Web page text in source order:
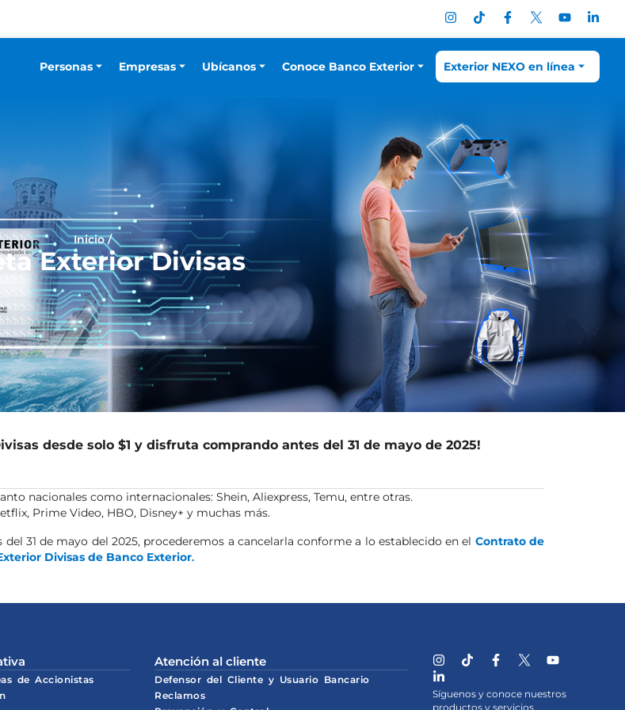
Personas Empresas Ubícanos Conoce Banco Exterior Exterior NEXO en línea
Inicio/
Exterior Divisas
desde solo $1 y disfruta comprando antes del 31 de mayo de 2025!
nacionales como internacionales: Shein, Aliexpress, Temu, entre otras.
Prime Video, HBO, Disney+ y muchas más.
31 de mayo del 2025, procederemos a cancelarla conforme a lo establecido en el Contrato de
Divisas de Banco Exterior.
de Accionistas
Atención al cliente
Defensor del Cliente y Usuario Bancario
Reclamos
Síguenos y conoce nuestros
productos y servicios